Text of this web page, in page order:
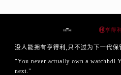
没人能拥有亨得利,只不过为下一代保
"You never actually own a
next."